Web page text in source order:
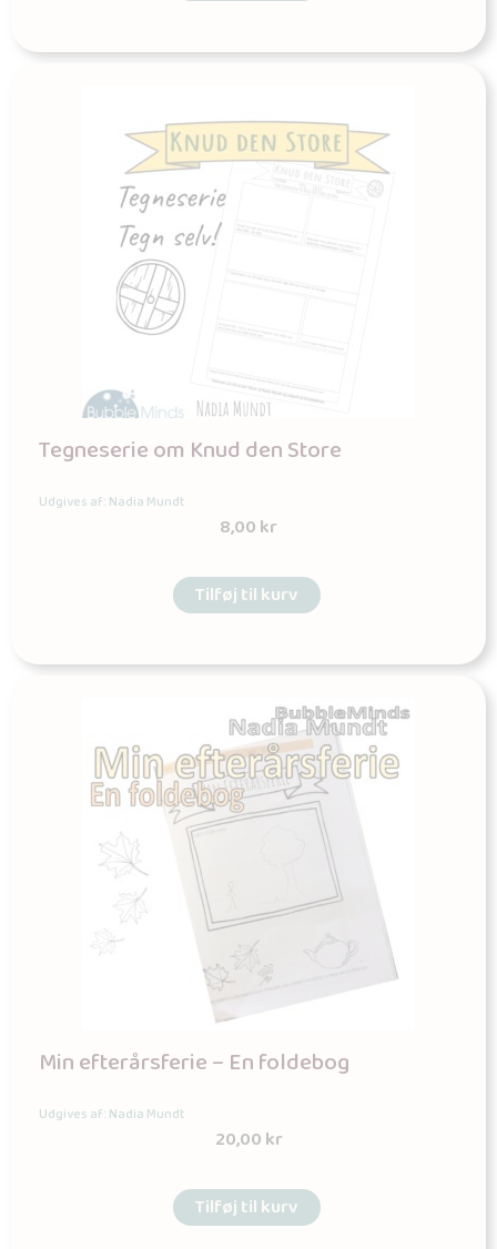
Tegneserie om Knud den Store
Udgives af: Nadia Mundt
8,00kr
Tilføj til kurv
Min efterårsferie – En foldebog
Udgives af: Nadia Mundt
20,00kr
Tilføj til kurv